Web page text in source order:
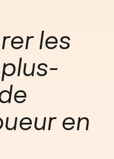
les
en